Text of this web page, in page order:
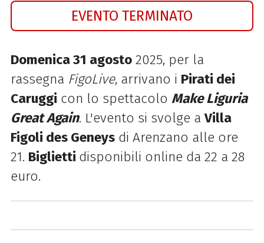
EVENTO TERMINATO
Domenica 31 agosto2025, per la
rassegna FigoLive, arrivano i Pirati dei
Caruggi con lo spettacolo Make Liguria
Great Again. L'evento si svolge aVilla
Figoli des Geneysdi Arenzano alle ore
21. Biglietti disponibili online da 22 a 28
euro.